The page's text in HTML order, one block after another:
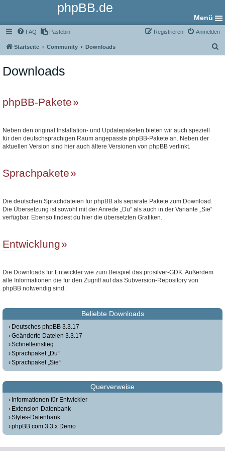
phpBB.de
Menü
FAQ Pastebin Anmelden
Registrieren
Startseite Community Downloads
Downloads
phpBB-Pakete
Neben den original Installation- und Updatepaketen bieten wir auch speziell
für den deutschsprachigen Raum angepasste phpBB-Pakete an. Neben der
aktuellen Version sind hier auch ältere Versionen von phpBB verlinkt.
Sprachpakete
Die deutschen Sprachdateien für phpBB als separate Pakete zum Download.
Die Übersetzung ist sowohl mit der Anrede „Du“ als auch in der Variante „Sie“
verfügbar. Ebenso findest du hier die übersetzten Grafiken.
Entwicklung
Die Downloads für Entwickler wie zum Beispiel das prosilver-GDK. Außerdem
alle Informationen die für den Zugriff auf das Subversion-Repository von
phpBB notwendig sind.
Beliebte Downloads
Deutsches phpBB 3.3.17
Geänderte Dateien 3.3.17
Schnelleinstieg
Sprachpaket „Du“
Sprachpaket „Sie“
Querverweise
Informationen für Entwickler
Extension-Datenbank
Styles-Datenbank
phpBB.com 3.3.x Demo